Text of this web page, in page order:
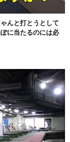
んと打とうとして
に当たるのには必